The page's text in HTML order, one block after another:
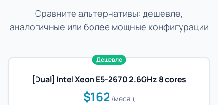
Сравните альтернативы: дешевле,
аналогичные или более мощные конфигурации
Дешевле
[Dual] Intel Xeon E5-2670 2.6GHz 8 cores
$162 /месяц